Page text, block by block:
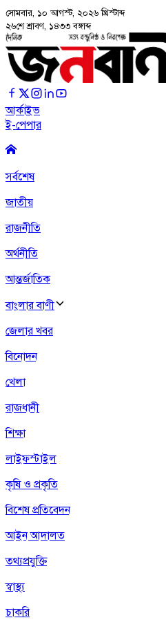
সোমবার, ১০ আগস্ট, ২০২৬ খ্রিস্টাব্দ
২৬শে শ্রাবণ, ১৪৩৩ বঙ্গাব্দ
আর্কাইভ
ই-পেপার
সর্বশেষ
জাতীয়
রাজনীতি
অর্থনীতি
আন্তর্জাতিক
বাংলার বাণী
জেলার খবর
বিনোদন
খেলা
রাজধানী
শিক্ষা
লাইফস্টাইল
কৃষি ও প্রকৃতি
বিশেষ প্রতিবেদন
আইন আদালত
তথ্যপ্রযুক্তি
স্বাস্থ্য
চাকরি